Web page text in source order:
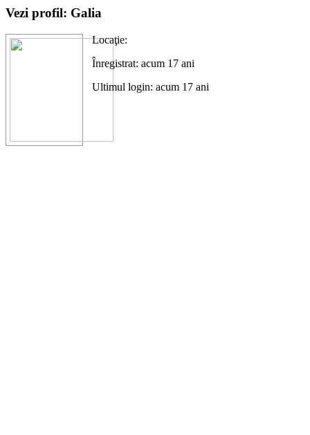
Vezi profil: Galia
Locaţie:
Înregistrat: acum 17 ani
Ultimul login: acum 17 ani